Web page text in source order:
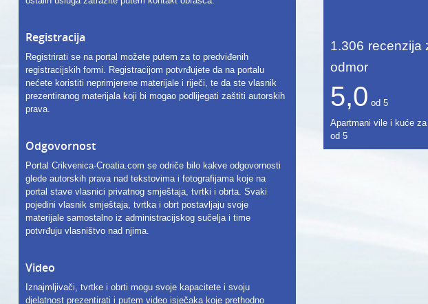
Registracija
Registrirati se na portal možete putem za to predviđenih
registracijskih formi. Registracijom potvrđujete da na portalu
nećete koristiti neprimjerene materijale i riječi, te da ste vlasnik
prezentiranog materijala koji bi mogao podlijegati zaštiti autorskih
prava.
Odgovornost
Portal Crikvenica-Croatia.com se odriče bilo kakve odgovornosti
glede autorskih prava nad tekstovima i fotografijama koje na
portal stave vlasnici privatnog smještaja, tvrtki i obrta. Svaki
pojedini vlasnik smještaja, tvrtka i obrt postavljaju svoje
materijale samostalno iz administracijskog sučelja i time
potvrđuju vlasništvo nad njima.
Video
Iznajmljivači, tvrtke i obrti mogu svoje kapacitete i svoju
djelatnost prezentirati i putem video isječaka koje prethodno
1.306 recenzija
odmor
5,0 od 5
Apartmani vile i kuće
od 5